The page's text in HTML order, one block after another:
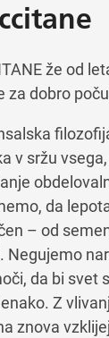
že od
za dobro
v sržu
da
– od
Negujemo
da bi svet
Z
znova